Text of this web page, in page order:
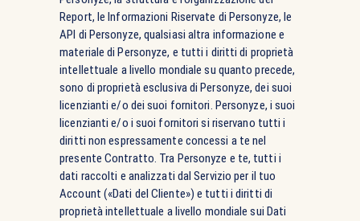
Report, le Informazioni Riservate di Personyze, le
API di Personyze, qualsiasi altra informazione e
materiale di Personyze, e tutti i diritti di proprietà
intellettuale a livello mondiale su quanto precede,
sono di proprietà esclusiva di Personyze, dei suoi
licenzianti e/o dei suoi fornitori. Personyze, i suoi
licenzianti e/o i suoi fornitori si riservano tutti i
diritti non espressamente concessi a te nel
presente Contratto. Tra Personyze e te, tutti i
dati raccolti e analizzati dal Servizio per il tuo
Account («Dati del Cliente») e tutti i diritti di
proprietà intellettuale a livello mondiale sui Dati